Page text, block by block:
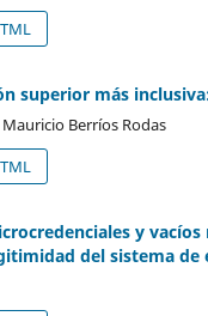
superior más
Berríos Rodas
y
del sistema de